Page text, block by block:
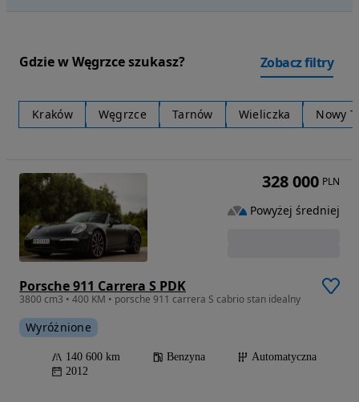
Gdzie w Węgrzce szukasz? Zobacz filtry
Kraków Węgrzce Tarnów Wieliczka Nowy
Porsche 911 Carrera S PDK
3800 cm3 • 400 KM • porsche 911 carrera S cabrio stan idealny
Wyróżnione
140 600 km Benzyna
Automatyczna
2012
328 000 PLN
Powyżej średniej